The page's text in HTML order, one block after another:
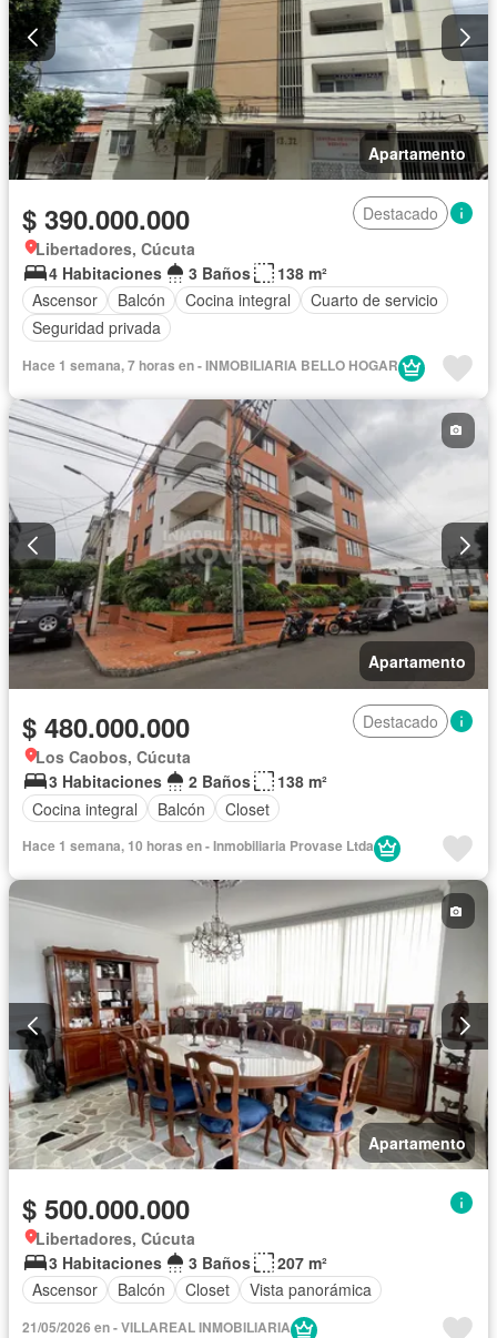
Apartamento
$ 390.000.000
Destacado
Libertadores, Cúcuta
4 Habitaciones
3 Baños
138 m²
Ascensor
Balcón Cocina integral
Cuarto de servicio
Seguridad privada
Hace 1 semana, 7 horas en - INMOBILIARIA BELLO HOGAR
Apartamento
$ 480.000.000
Destacado
Los Caobos, Cúcuta
3 Habitaciones
2 Baños
138 m²
Cocina integral
Balcón Closet
Hace 1 semana, 10 horas en - Inmobiliaria Provase Ltda
Apartamento
$ 500.000.000
Libertadores, Cúcuta
3 Habitaciones
3 Baños
207 m²
Ascensor
Balcón Closet Vista panorámica
21/05/2026 en - VILLAREAL INMOBILIARIA